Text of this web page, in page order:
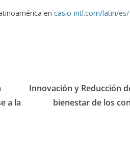
en casio-intl.com/latin/es/
a la
Innovación y Reducción
bienestar de los